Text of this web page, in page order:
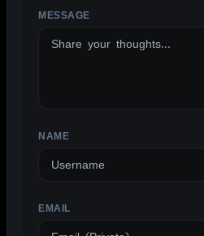
MESSAGE
NAME
EMAIL
ALTERNATIVE: